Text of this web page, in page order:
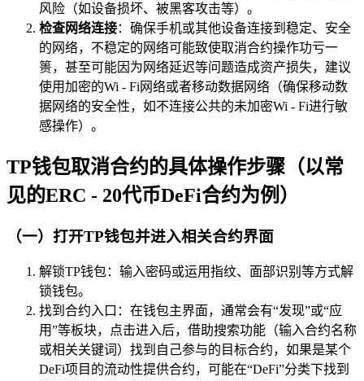
风险（如设备损坏、被黑客攻击等）。
检查网络连接：确保手机或其他设备连接到稳定、安全
的网络，不稳定的网络可能致使取消合约操作功亏一
篑，甚至可能因为网络延迟等问题造成资产损失，建议
使用加密的Wi - Fi网络或者移动数据网络（确保移动数
据网络的安全性，如不连接公共的未加密Wi - Fi进行敏
感操作）。
TP钱包取消合约的具体操作步骤（以常
见的ERC - 20代币DeFi合约为例）
（一）打开TP钱包并进入相关合约界面
解锁TP钱包：输入密码或运用指纹、面部识别等方式解
锁钱包。
找到合约入口：在钱包主界面，通常会有“发现”或“应
用”等板块，点击进入后，借助搜索功能（输入合约名称
或相关关键词）找到自己参与的目标合约，如果是某个
DeFi项目的流动性提供合约，可能在“DeFi”分类下找到